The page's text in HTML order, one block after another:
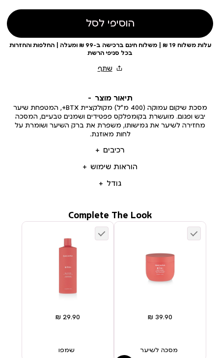
הוסיפי לסל
עלות משלוח 19 ₪ | משלוח חינם ברכישה ב-99 ₪ ומעלה | החלפות והחזרות
בכל סניפי הרשת
תיאור מוצר
רכיבים
הוראות שימוש
גודל
מסכת שיקום עמוקה (400 מ”ל) מקולקציית BTX+, המטפחת שיער
יבש ופגום. מועשרת בקומפלקס פפטידים ושמנים טבעיים, המסכה
מחזירה לשיער את גמישותו, משפרת את ברק השיער ושומרת על
לחות מאוזנת.
מסכה לשיער שמפו
Complete The Look